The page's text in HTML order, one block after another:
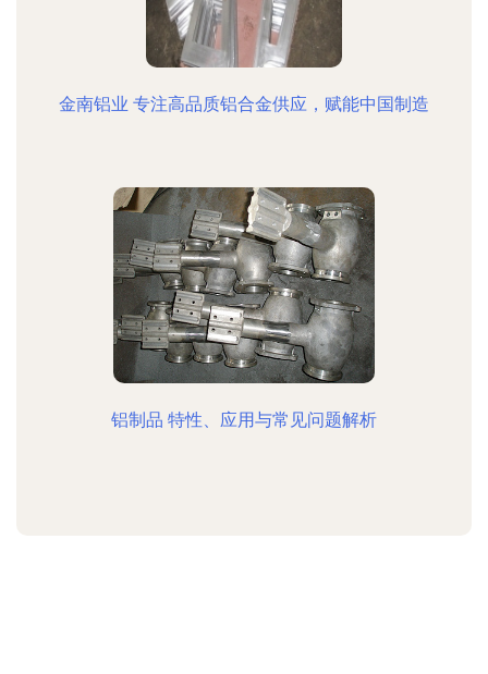
金南铝业 专注高品质铝合金供应，赋能中国制造
铝制品 特性、应用与常见问题解析